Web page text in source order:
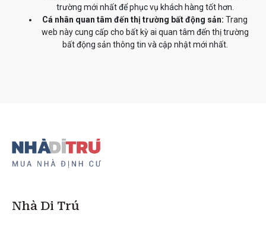
trường mới nhất để phục vụ khách hàng tốt hơn.
Cá nhân quan tâm đến thị trường bất động sản: Trang
web này cung cấp cho bất kỳ ai quan tâm đến thị trường
bất động sản thông tin và cập nhật mới nhất.
Nhà Di Trú